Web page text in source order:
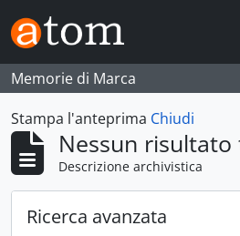
Skip to main content
Memorie di Marca
Stampa l'anteprima Chiudi
Nessun
Descrizione archivistica
Ricerca avanzata